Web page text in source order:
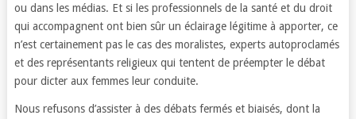
ou dans les médias. Et si les professionnels de la santé et du droit
qui accompagnent ont bien sûr un éclairage légitime à apporter, ce
n’est certainement pas le cas des moralistes, experts autoproclamés
et des représentants religieux qui tentent de préempter le débat
pour dicter aux femmes leur conduite.
Nous refusons d’assister à des débats fermés et biaisés, dont la